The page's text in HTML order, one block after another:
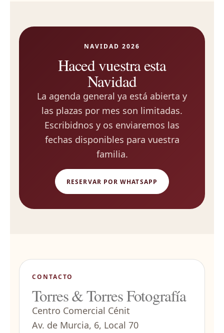
NAVIDAD 2026
Haced vuestra esta
Navidad
La agenda general ya está abierta y
las plazas por mes son limitadas.
Escribidnos y os enviaremos las
fechas disponibles para vuestra
familia.
RESERVAR POR WHATSAPP
CONTACTO
Torres & Torres Fotografía
Centro Comercial Cénit
Av. de Murcia, 6, Local 70